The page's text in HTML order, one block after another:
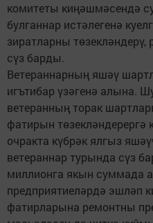
комитеты киңәшмәсендә
булганнар истәлегенә
зиратларны төзекләндерү,
сүз барды.
Ветераннарның яшәү
игътибар үзәгенә алына.
ветеранның торак
фатирын төзекләндерергә
очракта күбрәк ялгыз
ветераннар турында сүз
миллионга якын суммада
предприятиеләрдә эшләп
фатирларына ремонтны